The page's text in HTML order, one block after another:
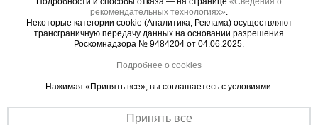
Надежная система автоматики
Отсекатель из жаростойкой стали с мелкими отверстиями в 1 мм
предотвращает воспламенение внутри горелки при сниженном
давлении газа. Прекращение подачи газа при отключении
Чистый воздух
рекомендательных технологиях».
Некоторые категории cookie (Аналитика, Реклама) осуществляют
трансграничную передачу данных на основании разрешения
Роскомнадзора № 9484204 от 04.06.2025.
Подробнее о cookies
Нажимая «Принять все», вы соглашаетесь с условиями.
Принять все